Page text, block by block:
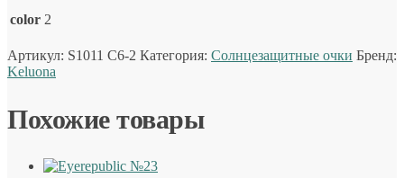
color 2
Артикул: S1011 C6-2 Категория: Солнцезащитные очки Бренд:
Keluona
Похожие товары